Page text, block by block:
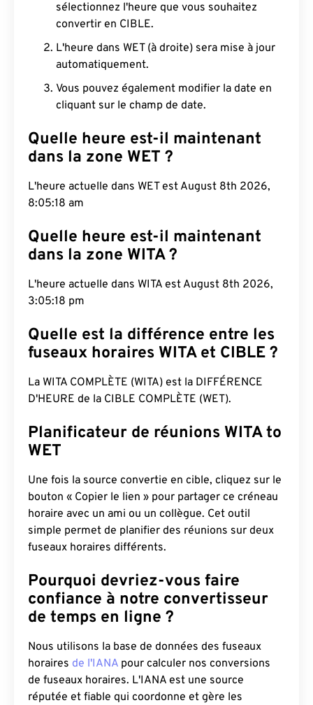
sélectionnez l'heure que vous souhaitez
convertir en CIBLE.
L'heure dans WET (à droite) sera mise à jour
automatiquement.
Vous pouvez également modifier la date en
cliquant sur le champ de date.
Quelle heure est-il maintenant
dans la zone WET ?
L'heure actuelle dans WET est August 8th 2026,
8:05:19 am
Quelle heure est-il maintenant
dans la zone WITA ?
L'heure actuelle dans WITA est August 8th 2026,
3:05:19 pm
Quelle est la différence entre les
fuseaux horaires WITA et CIBLE ?
La WITA COMPLÈTE (WITA) est la DIFFÉRENCE
D'HEURE de la CIBLE COMPLÈTE (WET).
Planificateur de réunions WITA to
WET
Une fois la source convertie en cible, cliquez sur le
bouton « Copier le lien » pour partager ce créneau
horaire avec un ami ou un collègue. Cet outil
simple permet de planifier des réunions sur deux
fuseaux horaires différents.
Pourquoi devriez-vous faire
confiance à notre convertisseur
de temps en ligne ?
Nous utilisons la base de données des fuseaux
horaires de l'IANA pour calculer nos conversions
de fuseaux horaires. L'IANA est une source
réputée et fiable qui coordonne et gère les